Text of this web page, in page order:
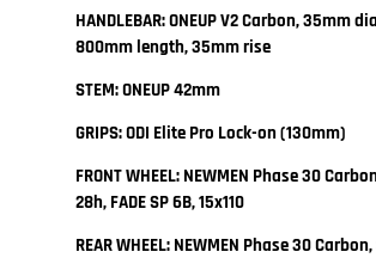
HANDLEBAR: ONEUP V2 Carbon, 35mm
800mm length, 35mm rise
STEM: ONEUP 42mm
GRIPS: ODI Elite Pro Lock-on (130mm)
FRONT WHEEL: NEWMEN Phase 30
28h, FADE SP 6B, 15x110
REAR WHEEL: NEWMEN Phase 30